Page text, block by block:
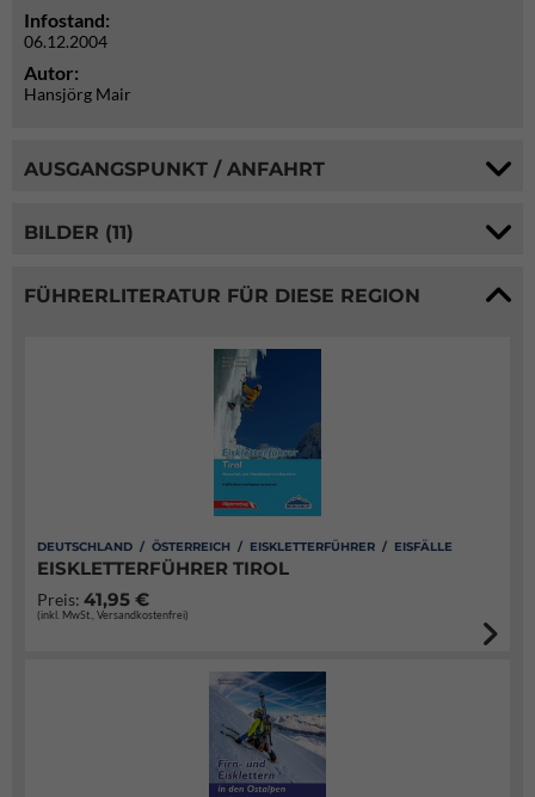
Infostand:
06.12.2004
Autor:
Hansjörg Mair
AUSGANGSPUNKT / ANFAHRT
BILDER (11)
FÜHRERLITERATUR FÜR DIESE REGION
DEUTSCHLAND / ÖSTERREICH / EISKLETTERFÜHRER / EISFÄLLE
EISKLETTERFÜHRER TIROL
Preis: 41,95 €
(inkl. MwSt., Versandkostenfrei)